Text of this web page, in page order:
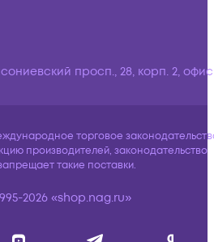
просп., 28, корп. 2,
торговое
производителей, законодательство
такие поставки.
2026 «shop.nag.ru»